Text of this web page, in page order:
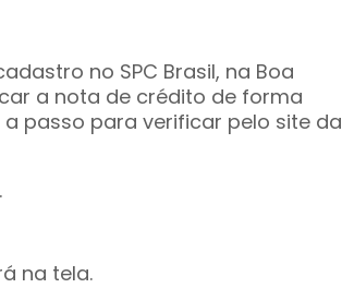
no SPC Brasil, na Boa
a nota de crédito de forma
passo para verificar pelo site da
.
na tela.